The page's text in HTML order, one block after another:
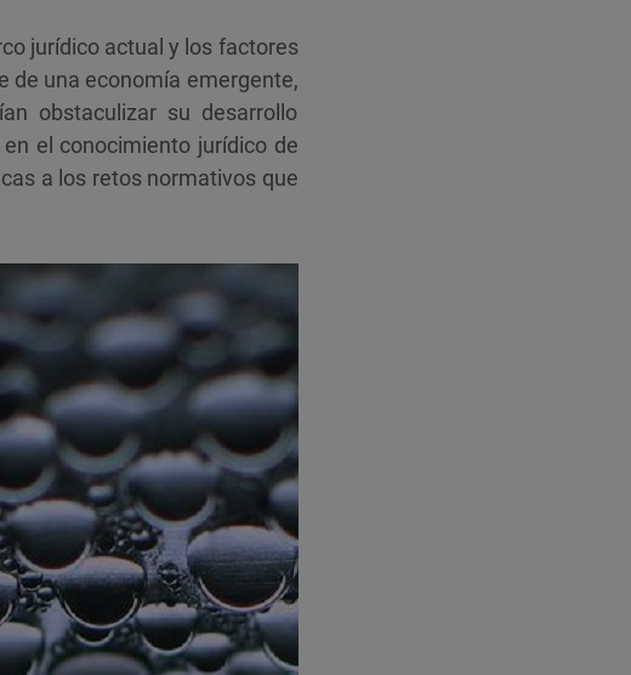
jurídico actual y los factores
de una economía emergente,
obstaculizar su desarrollo
el conocimiento jurídico de
a los retos normativos que